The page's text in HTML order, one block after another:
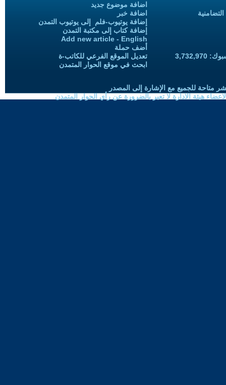
اضافة موضوع جديد
اضافة خبر
إضافة يوتيوب-فلم إلى يوتيوب التمدن
إضافة كتاب إلى مكتبة التمدن
Add new article - English
أضف حملة
تعديل الموقع الفرعي للكاتب-ة
ابحث في موقع الحوار المتمدن
متاحة للجميع مع الإشارة إلى المصدر
هيئة الادارة لا تعبر بالضرورة عن رأي الحوار المتمدن